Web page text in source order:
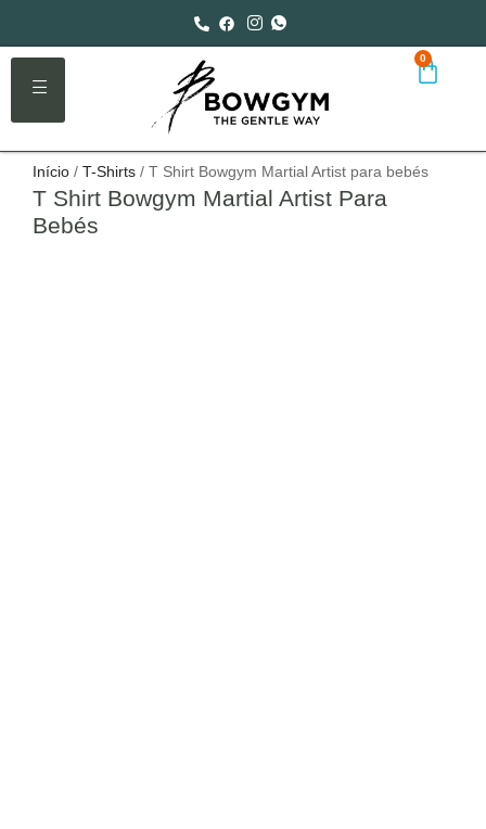
0
Início / T-Shirts / T Shirt Bowgym Martial Artist para bebés
T Shirt Bowgym Martial Artist Para
Bebés